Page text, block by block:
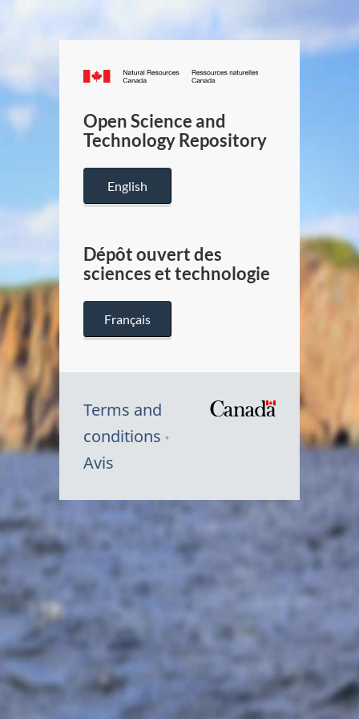
Canada.ca
/
Canada
Open Science and
Technology Repository
English
Dépôt ouvert des
sciences et technologie
Français
Terms and
conditions
Avis
Symbole
Canada